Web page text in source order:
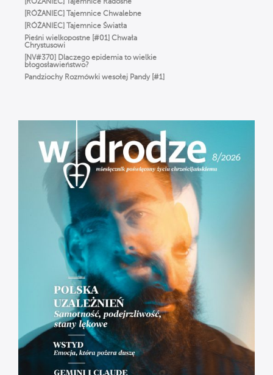
[RÓŻANIEC] Tajemnice Chwalebne
[RÓŻANIEC] Tajemnice Światła
Chrystusowi
[NV#370] Dlaczego epidemia to wielkie
błogosławieństwo?
Pandziochy Rozmówki wesołej Pandy [#1]
O Imieniu
Droga do zbawienia [#01] Adam i Ewa.
Odpowiedzialni = wolni.
[RÓŻANIEC] Tajemnice Bolesne